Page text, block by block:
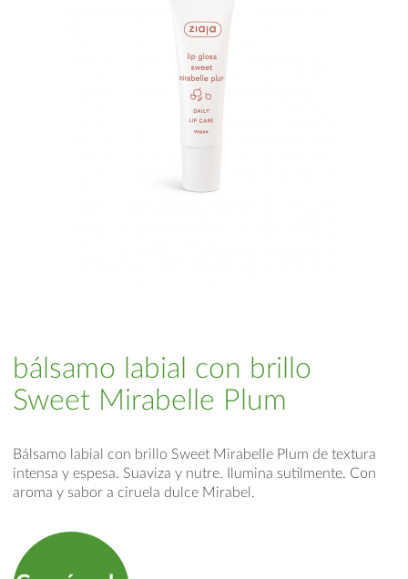
bálsamo labial con brillo
Sweet Mirabelle Plum
Bálsamo labial con brillo Sweet Mirabelle Plum de textura
intensa y espesa. Suaviza y nutre. Ilumina sutilmente. Con
aroma y sabor a ciruela dulce Mirabel.